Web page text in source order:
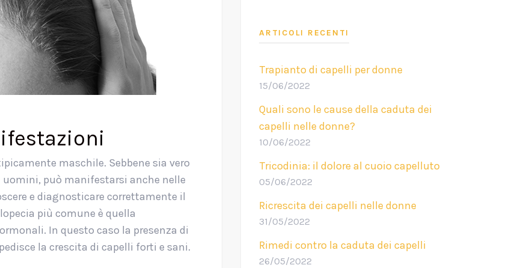
maschile. Sebbene sia vero
può manifestarsi anche nelle
e diagnosticare correttamente il
più comune è quella
In questo caso la presenza di
la crescita di capelli forti e sani.
ARTICOLI RECENTI
Trapianto di capelli per donne
15/06/2022
Quali sono le cause della caduta dei
capelli nelle donne?
10/06/2022
Tricodinia: il dolore al cuoio capelluto
05/06/2022
Ricrescita dei capelli nelle donne
31/05/2022
Rimedi contro la caduta dei capelli
26/05/2022